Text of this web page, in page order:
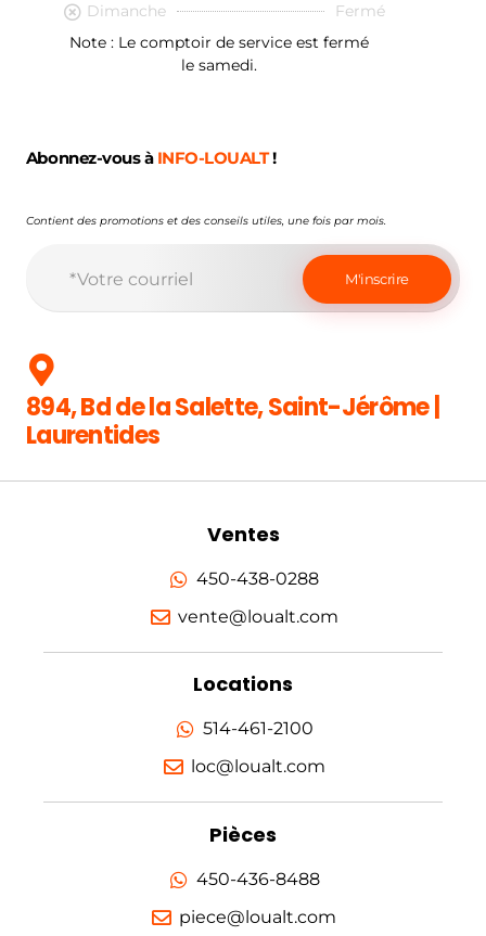
Dimanche
Fermé
Note : Le comptoir de service est fermé
le samedi.
Abonnez-vous à INFO-LOUALT!
Contient des promotions et des conseils utiles, une fois par mois.
894, Bd de la Salette, Saint-Jérôme |
Laurentides
Ventes
450-438-0288
vente@loualt.com
Locations
514-461-2100
loc@loualt.com
Pièces
450-436-8488
piece@loualt.com